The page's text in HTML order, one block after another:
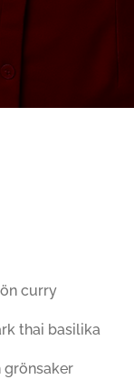
curry
thai basilika
grönsaker